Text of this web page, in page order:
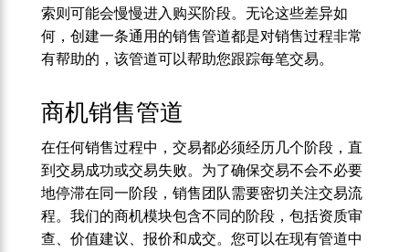
索则可能会慢慢进入购买阶段。无论这些差异如
何，创建一条通用的销售管道都是对销售过程非常
有帮助的，该管道可以帮助您跟踪每笔交易。
商机销售管道
在任何销售过程中，交易都必须经历几个阶段，直
到交易成功或交易失败。为了确保交易不会不必要
地停滞在同一阶段，销售团队需要密切关注交易流
程。我们的商机模块包含不同的阶段，包括资质审
查、价值建议、报价和成交。您可以在现有管道中